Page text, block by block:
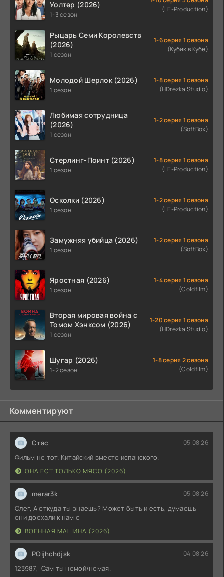
Уолтер (2026)
1-3 сезон
(LE-Production)
Рыцарь Семи Королевств
(2026)
1 сезон
1-6 серия 1 сезона
(Кубик в Кубе)
Молодой Шерлок (2026)
1 сезон
1-8 серия 1 сезона
(HDrezka Studio)
Любимая сотрудница
(2026)
1 сезон
1-2 серия 1 сезона
(SoftBox)
Стерлинг-Поинт (2026)
1 сезон
1-8 серия 1 сезона
(LE-Production)
Осколки (2026)
1 сезон
1-2 серия 1 сезона
(LE-Production)
Замужняя убийца (2026)
1 сезон
1-2 серия 1 сезона
(SoftBox)
Яростная (2026)
1 сезон
1-4 серия 1 сезона
(Coldfilm)
Вторая мировая война с
Томом Хэнксом (2026)
1 сезон
1-20 серия 1 сезона
(HDrezka Studio)
Шугар (2026)
1-2 сезон
1-8 серия 2 сезона
(Coldfilm)
Комментируют
Стас 05.08.26
Фильм не тот. Китайский вместо испанского.
ОНА ЕСТ ТОЛЬКО МЯСО (2026)
merar3k 05.08.26
Олег, А откуда ты знаешь? Может быть и есть, думаешь
они доехали к нам с
ВОЕННАЯ МАШИНА (2026)
POijhchdjsk 04.08.26
123987, Сам ты немой/немая.